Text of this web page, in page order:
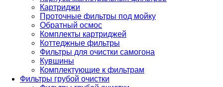
Картриджи
Проточные фильтры под мойку
Обратный осмос
Комплекты картриджей
Коттеджные фильтры
Фильтры для очистки самогона
Кувшины
Комплектующие к фильтрам
Фильтры грубой очистки